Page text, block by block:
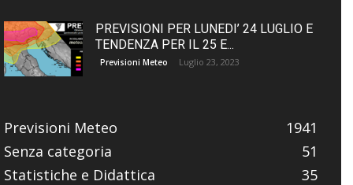
PREVISIONI PER LUNEDI’ 24 LUGLIO E
TENDENZA PER IL 25 E...
Previsioni Meteo Luglio 23, 2023
Previsioni Meteo
1941
Senza categoria
51
Statistiche e Didattica
35